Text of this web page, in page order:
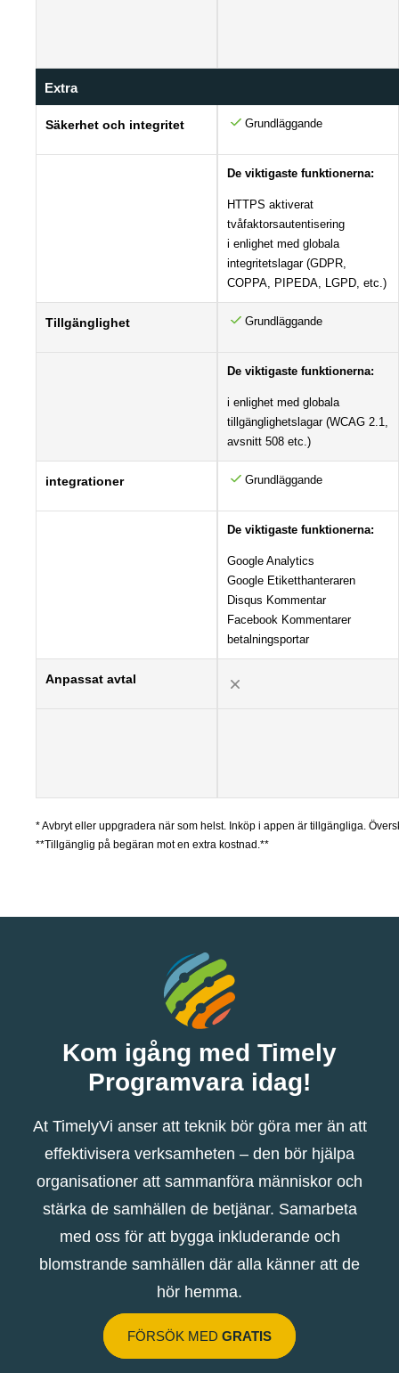
Extra
Säkerhet och integritet Grundläggande
De viktigaste funktionerna:
HTTPS aktiverat
tvåfaktorsautentisering
i enlighet med globala
integritetslagar (GDPR,
COPPA, PIPEDA, LGPD, etc.)
Tillgänglighet Grundläggande
De viktigaste funktionerna:
i enlighet med globala
tillgänglighetslagar (WCAG 2.1,
avsnitt 508 etc.)
integrationer Grundläggande
De viktigaste funktionerna:
Google Analytics
Google Etiketthanteraren
Disqus Kommentar
Facebook Kommentarer
betalningsportar
Anpassat avtal
* Avbryt eller uppgradera när som helst. Inköp i appen är tillgängliga.
**Tillgänglig på begäran mot en extra kostnad.**
Kom igång med Timely
Programvara idag!
At TimelyVi anser att teknik bör göra mer än att
effektivisera verksamheten – den bör hjälpa
organisationer att sammanföra människor och
stärka de samhällen de betjänar. Samarbeta
med oss ​​för att bygga inkluderande och
blomstrande samhällen där alla känner att de
hör hemma.
FÖRSÖK MED GRATIS